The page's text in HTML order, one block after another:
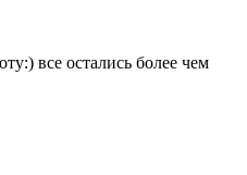
все остались более чем